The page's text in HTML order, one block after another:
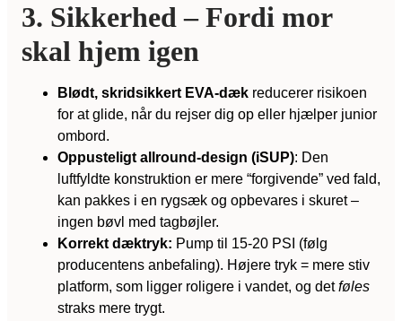
3. Sikkerhed – Fordi mor
skal hjem igen
Blødt, skridsikkert EVA-dæk reducerer risikoen
for at glide, når du rejser dig op eller hjælper junior
ombord.
Oppusteligt allround-design (iSUP): Den
luftfyldte konstruktion er mere “for­givende” ved fald,
kan pakkes i en rygsæk og opbevares i skuret –
ingen bøvl med tagbøjler.
Korrekt dæktryk: Pump til 15-20 PSI (følg
producentens anbefaling). Højere tryk = mere stiv
platform, som ligger roligere i vandet, og detføles
straks mere trygt.